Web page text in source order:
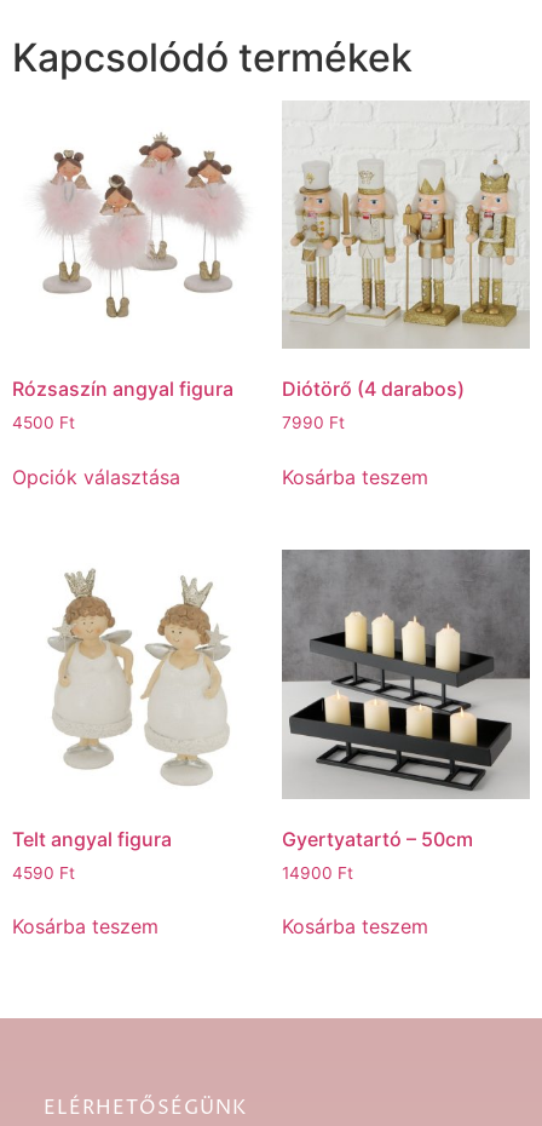
Kapcsolódó termékek
Rózsaszín angyal figura
4500 Ft
Opciók választása
Diótörő (4 darabos)
7990 Ft
Kosárba teszem
Telt angyal figura
4590 Ft
Kosárba teszem
Gyertyatartó – 50cm
14900 Ft
Kosárba teszem
ELÉRHETŐSÉGÜNK